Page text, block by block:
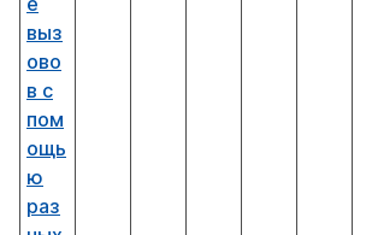
выз
ово
в с
пом
ощь
ю
раз